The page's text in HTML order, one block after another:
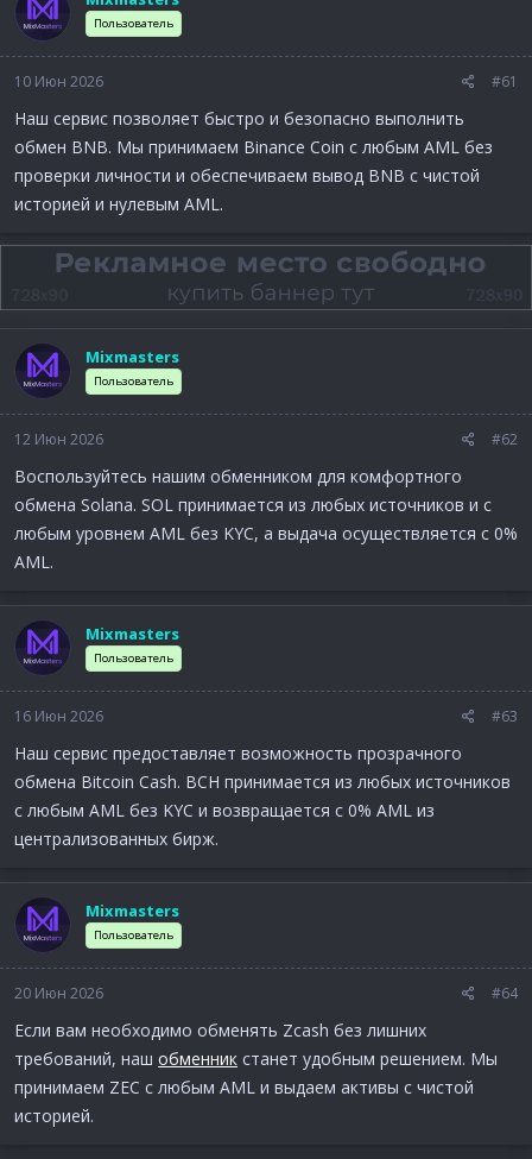
а
Пользователь
10 Июн 2026 #61
Наш сервис позволяет быстро и безопасно выполнить
обмен BNB. Мы принимаем Binance Coin с любым AML без
проверки личности и обеспечиваем вывод BNB с чистой
историей и нулевым AML.
Mixmasters
Пользователь
12 Июн 2026 #62
Воспользуйтесь нашим обменником для комфортного
обмена Solana. SOL принимается из любых источников и с
любым уровнем AML без KYC, а выдача осуществляется с 0%
AML.
Mixmasters
Пользователь
16 Июн 2026 #63
Наш сервис предоставляет возможность прозрачного
обмена Bitcoin Cash. BCH принимается из любых источников
с любым AML без KYC и возвращается с 0% AML из
централизованных бирж.
Mixmasters
Пользователь
20 Июн 2026 #64
Если вам необходимо обменять Zcash без лишних
требований, наш обменник станет удобным решением. Мы
принимаем ZEC с любым AML и выдаем активы с чистой
историей.